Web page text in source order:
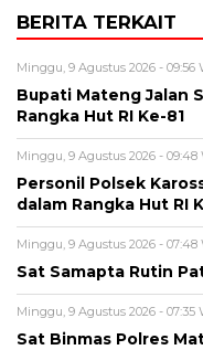
BERITA TERKAIT
Minggu, 9 Agustus 2026 - 09:56
Bupati Mateng Jalan
Rangka Hut RI Ke-81
Minggu, 9 Agustus 2026 - 09:48
Personil Polsek
dalam Rangka Hut RI
Minggu, 9 Agustus 2026 - 07:48
Sat Samapta Rutin
Minggu, 9 Agustus 2026 - 07:35
Sat Binmas Polres